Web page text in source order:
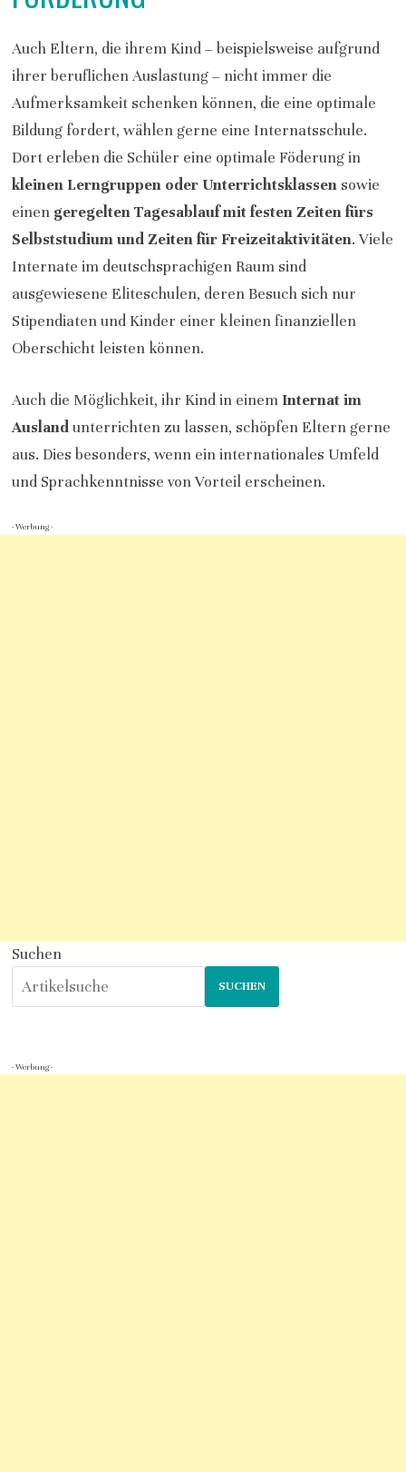
Auch Eltern, die ihrem Kind – beispielsweise aufgrund
ihrer beruflichen Auslastung – nicht immer die
Aufmerksamkeit schenken können, die eine optimale
Bildung fordert, wählen gerne eine Internatsschule.
Dort erleben die Schüler eine optimale Föderung in
kleinen Lerngruppen oder Unterrichtsklassensowie
einen geregelten Tagesablauf mit festen Zeiten fürs
Selbststudium und Zeiten für Freizeitaktivitäten. Viele
Internate im deutschsprachigen Raum sind
ausgewiesene Eliteschulen, deren Besuch sich nur
Stipendiaten und Kinder einer kleinen finanziellen
Oberschicht leisten können.
Auch die Möglichkeit, ihr Kind in einem Internat im
Auslandunterrichten zu lassen, schöpfen Eltern gerne
aus. Dies besonders, wenn ein internationales Umfeld
und Sprachkenntnisse von Vorteil erscheinen.
- Werbung -
Suchen
SUCHEN
- Werbung -